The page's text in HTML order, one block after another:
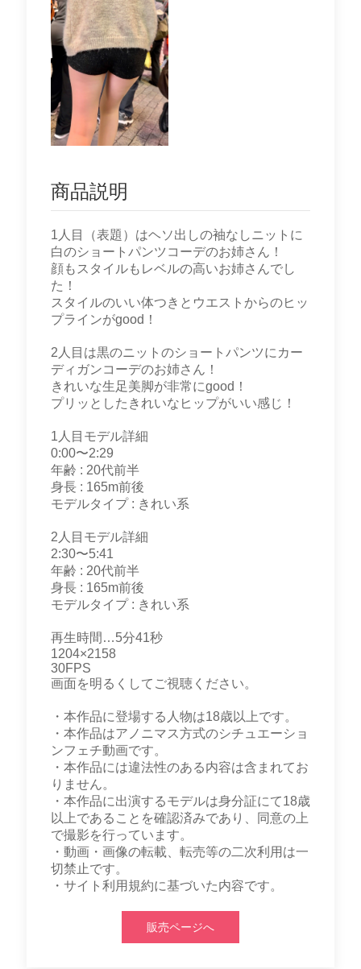
商品説明
1人目（表題）はヘソ出しの袖なしニットに
白のショートパンツコーデのお姉さん！
顔もスタイルもレベルの高いお姉さんでし
た！
スタイルのいい体つきとウエストからのヒッ
プラインがgood！
2人目は黒のニットのショートパンツにカー
ディガンコーデのお姉さん！
きれいな生足美脚が非常にgood！
プリッとしたきれいなヒップがいい感じ！
1人目モデル詳細
0:00〜2:29
年齢 : 20代前半
身長 : 165m前後
モデルタイプ : きれい系
2人目モデル詳細
2:30〜5:41
年齢 : 20代前半
身長 : 165m前後
モデルタイプ : きれい系
再生時間…5分41秒
1204×2158
30FPS
画面を明るくしてご視聴ください。
・本作品に登場する人物は18歳以上です。
・本作品はアノニマス方式のシチュエーショ
ンフェチ動画です。
・本作品には違法性のある内容は含まれてお
りません。
・本作品に出演するモデルは身分証にて18歳
以上であることを確認済みであり、同意の上
で撮影を行っています。
・動画・画像の転載、転売等の二次利用は一
切禁止です。
・サイト利用規約に基づいた内容です。
販売ページへ